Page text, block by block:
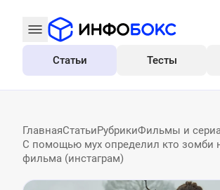
Все
Статьи Тесты
ГлавнаяСтатьиРубрикиФильмы и
C помощью мух определил кто зомби
фильма (инстаграм)